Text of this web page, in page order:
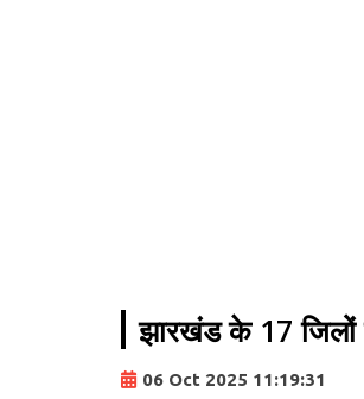
झारखंड के 17 जिलों
06 Oct 2025 11:19:31